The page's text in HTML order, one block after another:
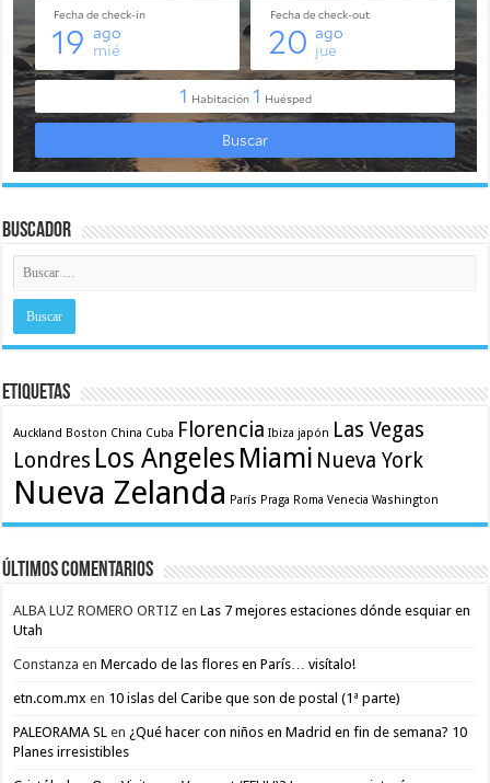
Buscador
Etiquetas
Auckland Boston China Cuba Florencia Ibiza japón Las Vegas
Londres Los Angeles Miami Nueva York
Nueva Zelanda París Praga Roma Venecia Washington
Últimos comentarios
ALBA LUZ ROMERO ORTIZ enLas 7 mejores estaciones dónde esquiar en
Utah
Constanza enMercado de las flores en París… visítalo!
etn.com.mx en 10 islas del Caribe que son de postal (1ª parte)
PALEORAMA SL en ¿Qué hacer con niños en Madrid en fin de semana? 10
Planes irresistibles